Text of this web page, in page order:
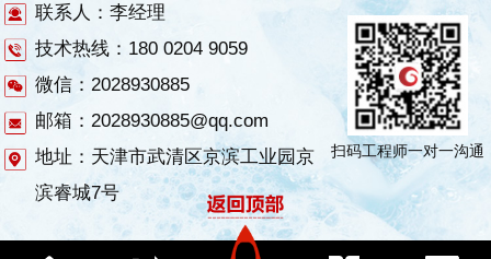
联系人：李经理
技术热线：180 0204 9059
微信：2028930885
邮箱：2028930885@qq.com
地址：天津市武清区京滨工业园京
滨睿城7号
扫码工程师一对一沟通